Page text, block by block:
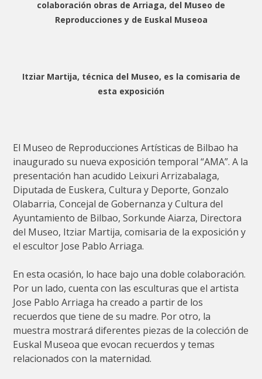
colaboración obras de Arriaga, del Museo de
Reproducciones y de Euskal Museoa
Itziar Martija, técnica del Museo, es la comisaria de
esta exposición
El Museo de Reproducciones Artísticas de Bilbao ha
inaugurado su nueva exposición temporal “AMA”. A la
presentación han acudido Leixuri Arrizabalaga,
Diputada de Euskera, Cultura y Deporte, Gonzalo
Olabarria, Concejal de Gobernanza y Cultura del
Ayuntamiento de Bilbao, Sorkunde Aiarza, Directora
del Museo, Itziar Martija, comisaria de la exposición y
el escultor Jose Pablo Arriaga.
En esta ocasión, lo hace bajo una doble colaboración.
Por un lado, cuenta con las esculturas que el artista
Jose Pablo Arriaga ha creado a partir de los
recuerdos que tiene de su madre. Por otro, la
muestra mostrará diferentes piezas de la colección de
Euskal Museoa que evocan recuerdos y temas
relacionados con la maternidad.